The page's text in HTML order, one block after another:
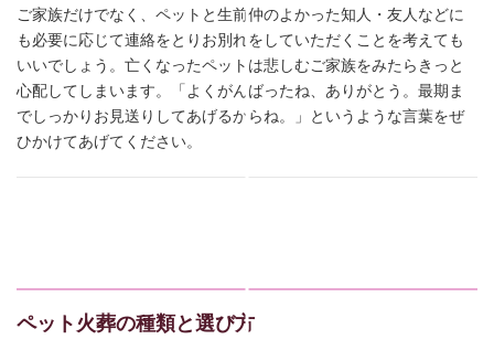
ご家族だけでなく、ペットと生前仲のよかった知人・友人などに
も必要に応じて連絡をとりお別れをしていただくことを考えても
いいでしょう。亡くなったペットは悲しむご家族をみたらきっと
心配してしまいます。「よくがんばったね、ありがとう。最期ま
でしっかりお見送りしてあげるからね。」というような言葉をぜ
ひかけてあげてください。
ペット火葬の種類と選び方